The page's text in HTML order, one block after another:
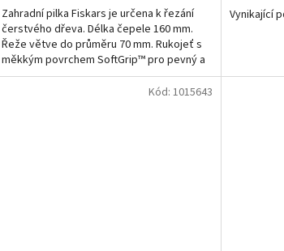
Zahradní pilka Fiskars je určena k řezání
čerstvého dřeva. Délka čepele 160 mm.
Řeže větve do průměru 70 mm. Rukojeť s
měkkým povrchem SoftGrip™ pro pevný a
pohodlný úchop. Nový...
Vynikající
Kód: 1015643